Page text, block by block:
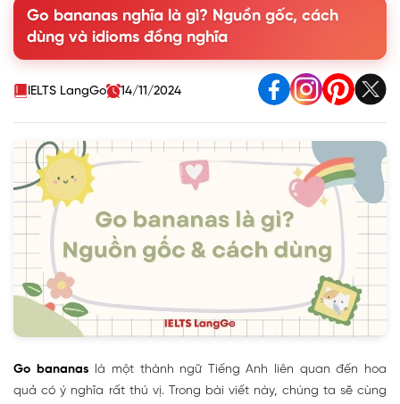
2. Nguồn gốc của idiom Go bananas
3. Các cụm từ/idioms đồng nghĩa với Go bananas
4. Một số idioms về hoa quả thông dụng khác
5. Mẫu hội thoại sử dụng Go bananas
6. Bài tập vận dụng cách dùng Go bananas
Go bananas nghĩa là gì? Nguồn gốc, cách
dùng và idioms đồng nghĩa
IELTS LangGo 14/11/2024
Go bananas là một thành ngữ Tiếng Anh liên quan đến hoa
quả có ý nghĩa rất thú vị. Trong bài viết này, chúng ta sẽ cùng